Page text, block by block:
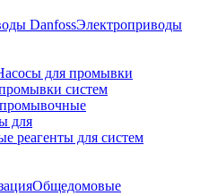
DanfossЭлектроприводы
для промывки
систем
для
реагенты для систем
Общедомовые